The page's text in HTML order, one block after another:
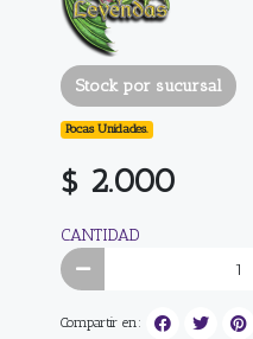
Stock por sucursal
Pocas Unidades.
$ 2.000
CANTIDAD
Compartir en: